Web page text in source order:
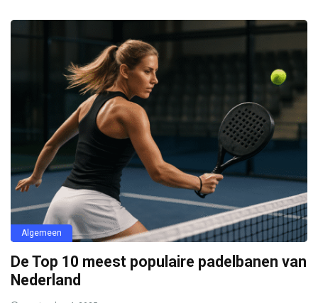
Algemeen
De Top 10 meest populaire padelbanen van
Nederland